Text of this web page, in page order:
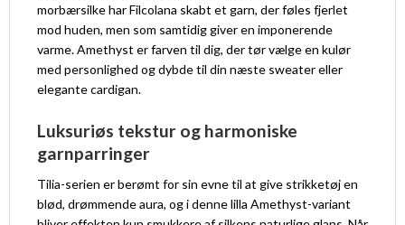
morbærsilke har Filcolana skabt et garn, der føles fjerlet
mod huden, men som samtidig giver en imponerende
varme. Amethyst er farven til dig, der tør vælge en kulør
med personlighed og dybde til din næste sweater eller
elegante cardigan.
Luksuriøs tekstur og harmoniske
garnparringer
Tilia-serien er berømt for sin evne til at give strikketøj en
blød, drømmende aura, og i denne lilla Amethyst-variant